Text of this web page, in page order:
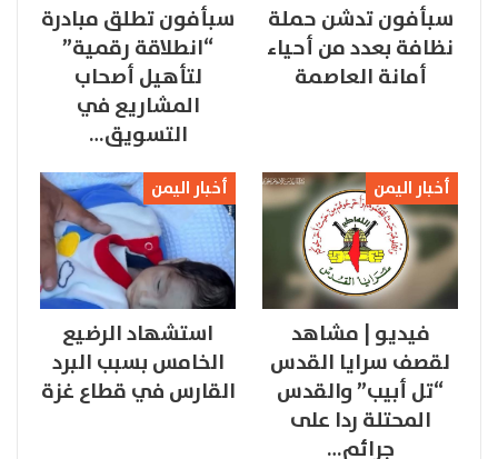
سبأفون تدشن حملة
نظافة بعدد من أحياء
أمانة العاصمة
سبأفون تطلق مبادرة
“انطلاقة رقمية”
لتأهيل أصحاب
المشاريع في
التسويق…
أخبار اليمن
فيديو | مشاهد
لقصف سرايا القدس
“تل أبيب” والقدس
المحتلة ردا على
جرائم…
أخبار اليمن
استشهاد الرضيع
الخامس بسبب البرد
القارس في قطاع غزة